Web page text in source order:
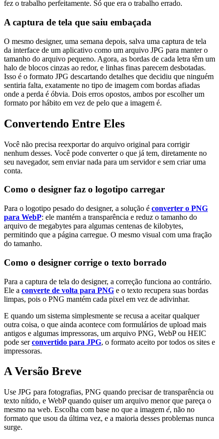
fez o trabalho perfeitamente. Só que era o trabalho errado.
A captura de tela que saiu embaçada
O mesmo designer, uma semana depois, salva uma captura de tela
da interface de um aplicativo como um arquivo JPG para manter o
tamanho do arquivo pequeno. Agora, as bordas de cada letra têm um
halo de blocos cinzas ao redor, e linhas finas parecem desbotadas.
Isso é o formato JPG descartando detalhes que decidiu que ninguém
sentiria falta, exatamente no tipo de imagem com bordas afiadas
onde a perda é óbvia. Dois erros opostos, ambos por escolher um
formato por hábito em vez de pelo que a imagem é.
Convertendo Entre Eles
Você não precisa reexportar do arquivo original para corrigir
nenhum desses. Você pode converter o que já tem, diretamente no
seu navegador, sem enviar nada para um servidor e sem criar uma
conta.
Como o designer faz o logotipo carregar
Para o logotipo pesado do designer, a solução é converter o PNG
para WebP: ele mantém a transparência e reduz o tamanho do
arquivo de megabytes para algumas centenas de kilobytes,
permitindo que a página carregue. O mesmo visual com uma fração
do tamanho.
Como o designer corrige o texto borrado
Para a captura de tela do designer, a correção funciona ao contrário.
Ele a converte de volta para PNG e o texto recupera suas bordas
limpas, pois o PNG mantém cada pixel em vez de adivinhar.
E quando um sistema simplesmente se recusa a aceitar qualquer
outra coisa, o que ainda acontece com formulários de upload mais
antigos e algumas impressoras, um arquivo PNG, WebP ou HEIC
pode serconvertido para JPG, o formato aceito por todos os sites e
impressoras.
A Versão Breve
Use JPG para fotografias, PNG quando precisar de transparência ou
texto nítido, e WebP quando quiser um arquivo menor que pareça o
mesmo na web. Escolha com base no que a imagem é, não no
formato que usou da última vez, e a maioria desses problemas nunca
surge.